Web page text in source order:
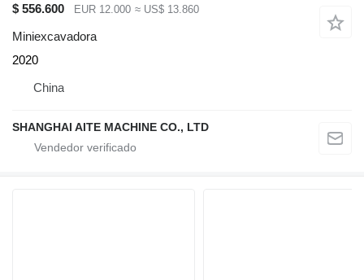
$ 556.600
EUR 12.000 ≈ US$ 13.860
Miniexcavadora
2020
China
SHANGHAI AITE MACHINE CO., LTD